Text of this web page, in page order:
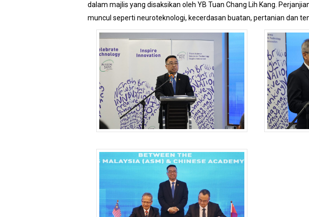
dalam majlis yang disaksikan oleh YB Tuan Chang Lih Kang.
muncul seperti neuroteknologi, kecerdasan buatan, pertanian dan